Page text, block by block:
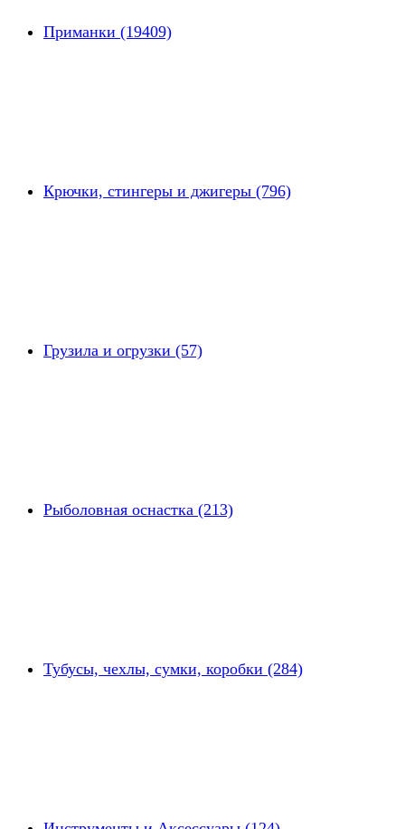
Приманки (19409)
Крючки, стингеры и джигеры (796)
Грузила и огрузки (57)
Рыболовная оснастка (213)
Тубусы, чехлы, сумки, коробки (284)